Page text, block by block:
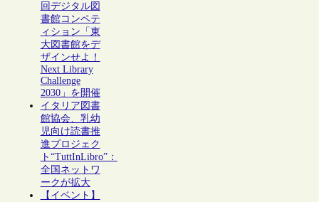
回デジタル図
書館コンペテ
ィション「東
大図書館をデ
ザインせよ！
Next Library
Challenge
2030」を開催
イタリア図書
館協会、乳幼
児向け読書推
進プロジェク
ト“TuttInLibro”：
全国ネットワ
ークが拡大
【イベント】